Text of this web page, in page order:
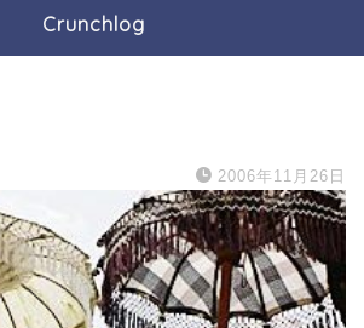
Crunchlog
2006年11月26日